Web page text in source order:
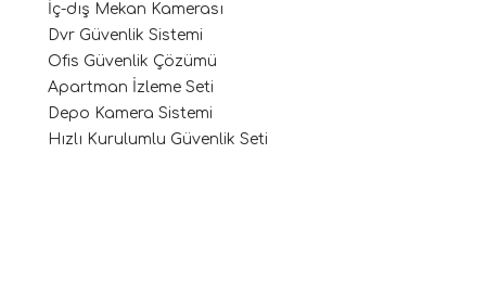
İç-dış Mekan Kamerası
Dvr Güvenlik Sistemi
Ofis Güvenlik Çözümü
Apartman İzleme Seti
Depo Kamera Sistemi
Hızlı Kurulumlu Güvenlik Seti